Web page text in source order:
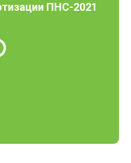
ПНС-2021